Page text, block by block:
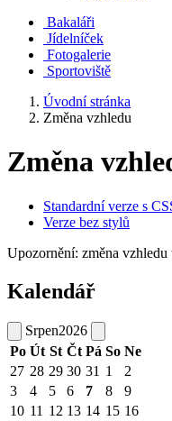
Bakaláři
Jídelníček
Fotogalerie
Sportoviště
Úvodní stránka
Změna vzhledu
Změna
Standardní verze s
Verze bez stylů
Upozornění: změna vzhledu
Kalendář
Srpen2026
Po Út St Čt Pá So Ne
27 28 29 30 31 1
2
3
4 5 6 7 8
9
10 11 12 13 14 15 16